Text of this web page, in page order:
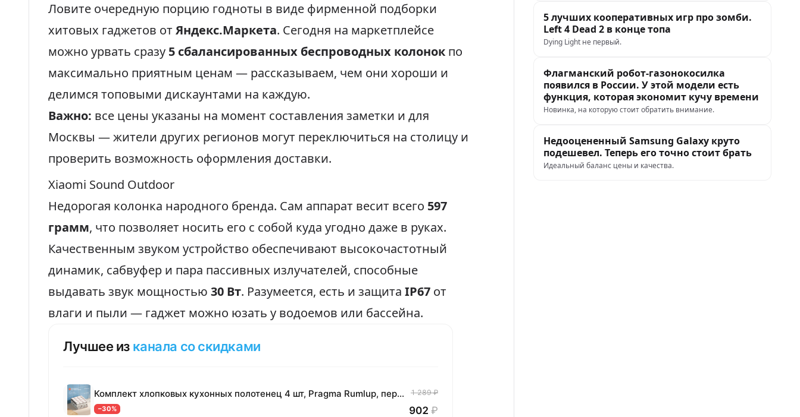
Ловите очередную порцию годноты в виде фирменной подборки
хитовых гаджетов от Яндекс.Маркета. Сегодня на маркетплейсе
можно урвать сразу 5 сбалансированных беспроводных колонок по
максимально приятным ценам — рассказываем, чем они хороши и
делимся топовыми дискаунтами на каждую.
Важно: все цены указаны на момент составления заметки и для
Москвы — жители других регионов могут переключиться на столицу и
проверить возможность оформления доставки.
Xiaomi Sound Outdoor
Недорогая колонка народного бренда. Сам аппарат весит всего 597
грамм, что позволяет носить его с собой куда угодно даже в руках.
Качественным звуком устройство обеспечивают высокочастотный
динамик, сабвуфер и пара пассивных излучателей, способные
выдавать звук мощностью 30 Вт. Разумеется, есть и защита IP67 от
влаги и пыли — гаджет можно юзать у водоемов или бассейна.
Лучшее из канала со скидками
Комплект хлопковых кухонных полотенец 4 шт, Pragma Rumlup, переменчивый белый
−30%
1 289 ₽
902 ₽
5 лучших кооперативных игр про зомби.
Left 4 Dead 2 в конце топа
Dying Light не первый.
Флагманский робот-газонокосилка
появился в России. У этой модели есть
функция, которая экономит кучу времени
Новинка, на которую стоит обратить внимание.
Недооцененный Samsung Galaxy круто
подешевел. Теперь его точно стоит брать
Идеальный баланс цены и качества.